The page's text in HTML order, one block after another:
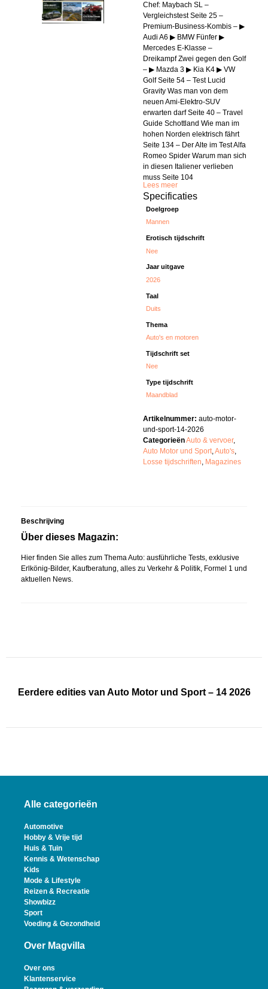
Chef: Maybach SL –
Vergleichstest Seite 25 –
Premium-Business-Kombis – ▶
Audi A6 ▶ BMW Fünfer ▶
Mercedes E-Klasse –
Dreikampf Zwei gegen den Golf
– ▶ Mazda 3 ▶ Kia K4 ▶ VW
Golf Seite 54 – Test Lucid
Gravity Was man von dem
neuen Ami-Elektro-SUV
erwarten darf Seite 40 – Travel
Guide Schottland Wie man im
hohen Norden elektrisch fährt
Seite 134 – Der Alte im Test Alfa
Romeo Spider Warum man sich
in diesen Italiener verlieben
muss Seite 104
Lees meer
Specificaties
Doelgroep
Mannen
Erotisch tijdschrift
Nee
Jaar uitgave
2026
Taal
Duits
Thema
Auto's en motoren
Tijdschrift set
Nee
Type tijdschrift
Maandblad
Artikelnummer: auto-motor-
und-sport-14-2026
CategorieënAuto & vervoer,
Auto Motor und Sport,Auto's,
Losse tijdschriften, Magazines
Beschrijving
Über dieses Magazin:
Hier finden Sie alles zum Thema Auto: ausführliche Tests, exklusive
Erlkönig-Bilder, Kaufberatung, alles zu Verkehr & Politik, Formel 1 und
aktuellen News.
Eerdere edities van Auto Motor und Sport – 14 2026
Alle categorieën
Automotive
Hobby & Vrije tijd
Huis & Tuin
Kennis & Wetenschap
Kids
Mode & Lifestyle
Reizen & Recreatie
Showbizz
Sport
Voeding & Gezondheid
Over Magvilla
Over ons
Klantenservice